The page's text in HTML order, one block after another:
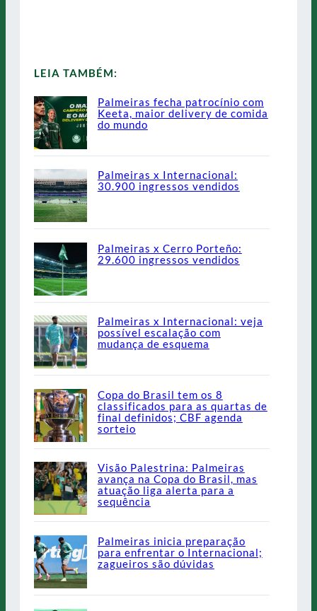
LEIA TAMBÉM:
Palmeiras fecha patrocínio com
Keeta, maior delivery de comida
do mundo
Palmeiras x Internacional:
30.900 ingressos vendidos
Palmeiras x Cerro Porteño:
29.600 ingressos vendidos
Palmeiras x Internacional: veja
possível escalação com
mudança de esquema
Copa do Brasil tem os 8
classificados para as quartas de
final definidos; CBF agenda
sorteio
Visão Palestrina: Palmeiras
avança na Copa do Brasil, mas
atuação liga alerta para a
sequência
Palmeiras inicia preparação
para enfrentar o Internacional;
zagueiros são dúvidas